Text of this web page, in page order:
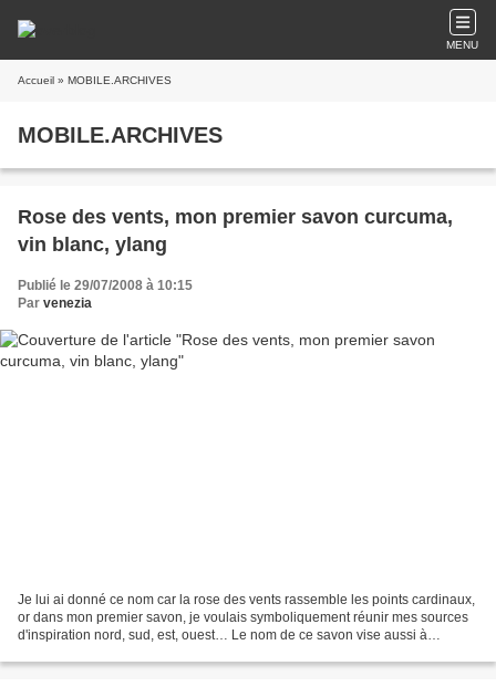
MENU
Accueil » MOBILE.ARCHIVES
MOBILE.ARCHIVES
Rose des vents, mon premier savon curcuma,
vin blanc, ylang
Publié le 29/07/2008 à 10:15
Par venezia
Je lui ai donné ce nom car la rose des vents rassemble les points cardinaux,
or dans mon premier savon, je voulais symboliquement réunir mes sources
d'inspiration nord, sud, est, ouest… Le nom de ce savon vise aussi à